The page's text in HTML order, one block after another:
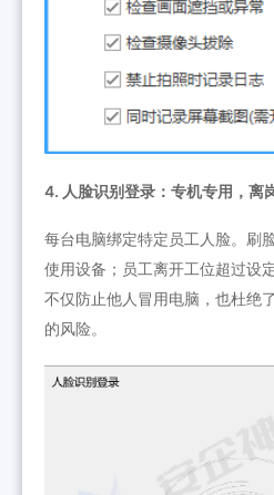
4. 人脸识别登录：专机专用，离
每台电脑绑定特定员工人脸。刷
使用设备；员工离开工位超过设
不仅防止他人冒用电脑，也杜绝
的风险。